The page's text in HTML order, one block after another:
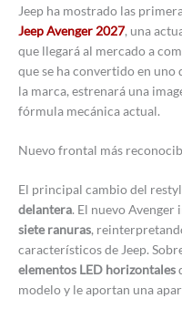
Jeep ha mostrado las
Jeep Avenger 2027, una
que llegará al mercado a
que se ha convertido en uno
la marca, estrenará una
fórmula mecánica actual.
Nuevo frontal más
El principal cambio del
delantera. El nuevo
siete ranuras,
característicos de Jeep.
elementos LED horizontales
modelo y le aportan una